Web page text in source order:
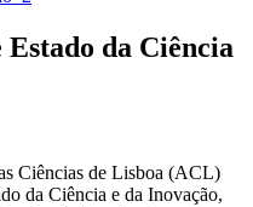
da Ciência
Ciências de Lisboa (ACL)
da Ciência e da Inovação,